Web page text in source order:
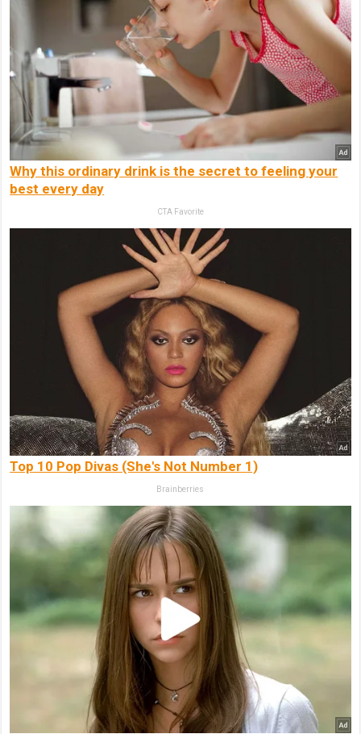
Why this ordinary drink is the secret to feeling your
best every day
CTA Favorite
Top 10 Pop Divas (She's Not Number 1)
Brainberries